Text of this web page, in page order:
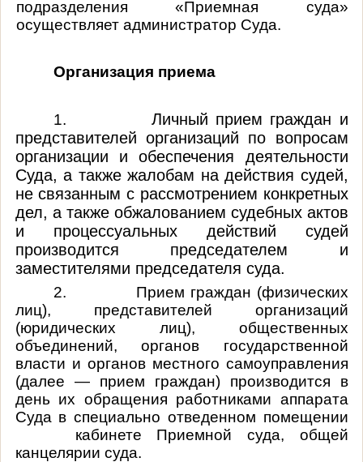
подразделения «Приемная суда»
осуществляет администратор Суда.
Организация приема
1.
Личный прием граждан и
представителей организаций по вопросам
организации и обеспечения деятельности
Суда, а также жалобам на действия судей,
не связанным с рассмотрением конкретных
дел, а также обжалованием судебных актов
и процессуальных действий судей
производится председателем и
заместителями председателя суда.
2.
Прием граждан (физических
лиц), представителей организаций
(юридических лиц), общественных
объединений, органов государственной
власти и органов местного самоуправления
(далее — прием граждан) производится в
день их обращения работниками аппарата
Суда в специально отведенном помещении
кабинете Приемной суда, общей
канцелярии суда.